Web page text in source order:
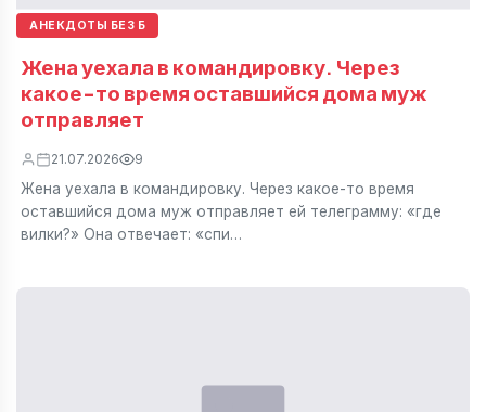
АНЕКДОТЫ БЕЗ Б
Жена уехала в командировку. Через
какое-то время оставшийся дома муж
отправляет
21.07.2026 9
Жена уехала в командировку. Через какое-то время
оставшийся дома муж отправляет ей телеграмму: «где
вилки?» Она отвечает: «спи…